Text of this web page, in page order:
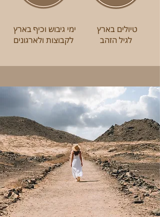
טיולים בארץ
לגיל הזהב
ימי גיבוש וכיף בארץ
לקבוצות ולארגונים